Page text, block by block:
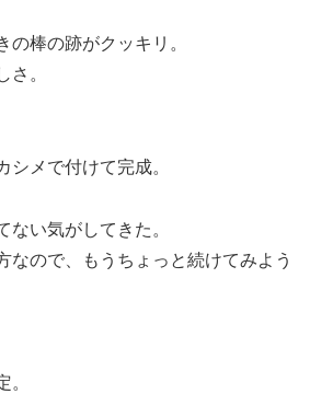
の棒の跡がクッキリ。
さ。
シメで付けて完成。
ない気がしてきた。
なので、もうちょっと続けてみよう
。